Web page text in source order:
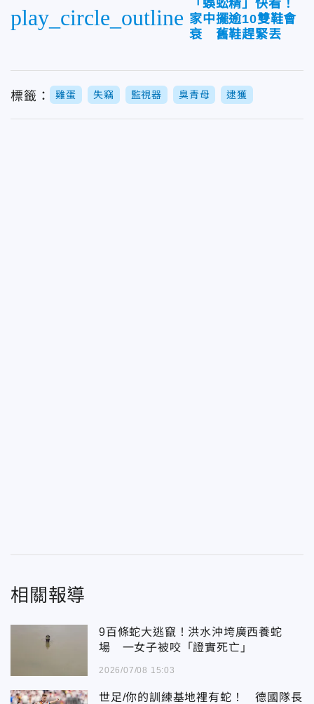
play_circle_outline
「蜈蚣精」快看！
家中擺逾10雙鞋會
衰 舊鞋趕緊丟
標籤： 雞蛋 失竊 監視器 臭青母 逮獲
相關報導
9百條蛇大逃竄！洪水沖垮廣西養蛇
場 一女子被咬「證實死亡」
2026/07/08 15:03
世足/你的訓練基地裡有蛇！ 德國隊長